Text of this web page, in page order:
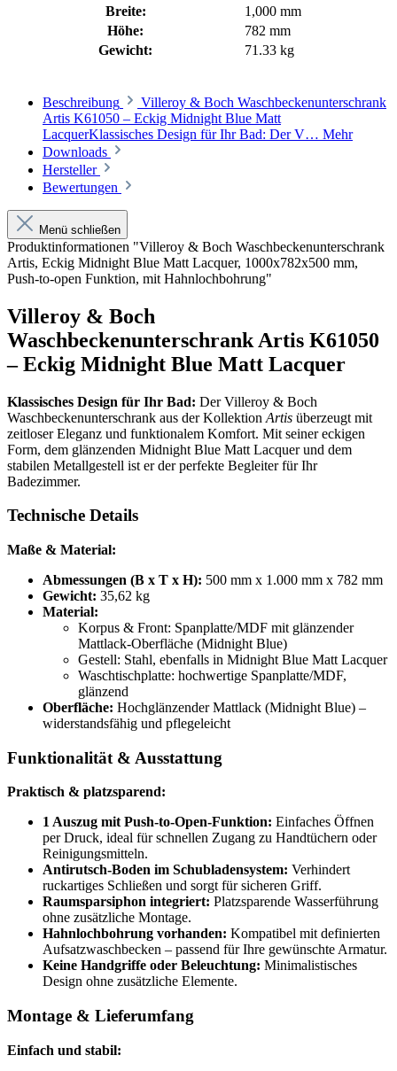
Breite:
1,000 mm
Höhe:
782 mm
Gewicht:
71.33 kg
Beschreibung
Villeroy & Boch Waschbeckenunterschrank
Artis K61050 – Eckig Midnight Blue Matt
LacquerKlassisches Design für Ihr Bad: Der V… Mehr
Downloads
Hersteller
Bewertungen
Menü schließen
Produktinformationen "Villeroy & Boch Waschbeckenunterschrank
Artis, Eckig Midnight Blue Matt Lacquer, 1000x782x500 mm,
Push-to-open Funktion, mit Hahnlochbohrung"
Villeroy & Boch
Waschbeckenunterschrank Artis K61050
– Eckig Midnight Blue Matt Lacquer
Klassisches Design für Ihr Bad: Der Villeroy & Boch
Waschbeckenunterschrank aus der Kollektion Artis überzeugt mit
zeitloser Eleganz und funktionalem Komfort. Mit seiner eckigen
Form, dem glänzenden Midnight Blue Matt Lacquer und dem
stabilen Metallgestell ist er der perfekte Begleiter für Ihr
Badezimmer.
Technische Details
Maße & Material:
Abmessungen (B x T x H): 500 mm x 1.000 mm x 782 mm
Gewicht: 35,62 kg
Material:
Korpus & Front: Spanplatte/MDF mit glänzender
Mattlack-Oberfläche (Midnight Blue)
Gestell: Stahl, ebenfalls in Midnight Blue Matt Lacquer
Waschtischplatte: hochwertige Spanplatte/MDF,
glänzend
Oberfläche: Hochglänzender Mattlack (Midnight Blue) –
widerstandsfähig und pflegeleicht
Funktionalität & Ausstattung
Praktisch & platzsparend:
1 Auszug mit Push-to-Open-Funktion: Einfaches Öffnen
per Druck, ideal für schnellen Zugang zu Handtüchern oder
Reinigungsmitteln.
Antirutsch-Boden im Schubladensystem: Verhindert
ruckartiges Schließen und sorgt für sicheren Griff.
Raumsparsiphon integriert: Platzsparende Wasserführung
ohne zusätzliche Montage.
Hahnlochbohrung vorhanden: Kompatibel mit definierten
Aufsatzwaschbecken – passend für Ihre gewünschte Armatur.
Keine Handgriffe oder Beleuchtung: Minimalistisches
Design ohne zusätzliche Elemente.
Montage & Lieferumfang
Einfach und stabil: